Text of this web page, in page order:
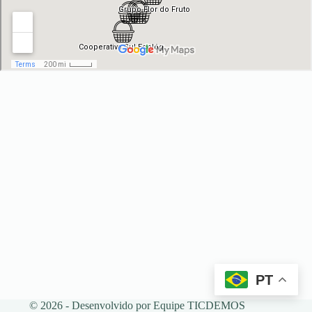
© 2026 - Desenvolvido porEquipe TICDEMOS
PT